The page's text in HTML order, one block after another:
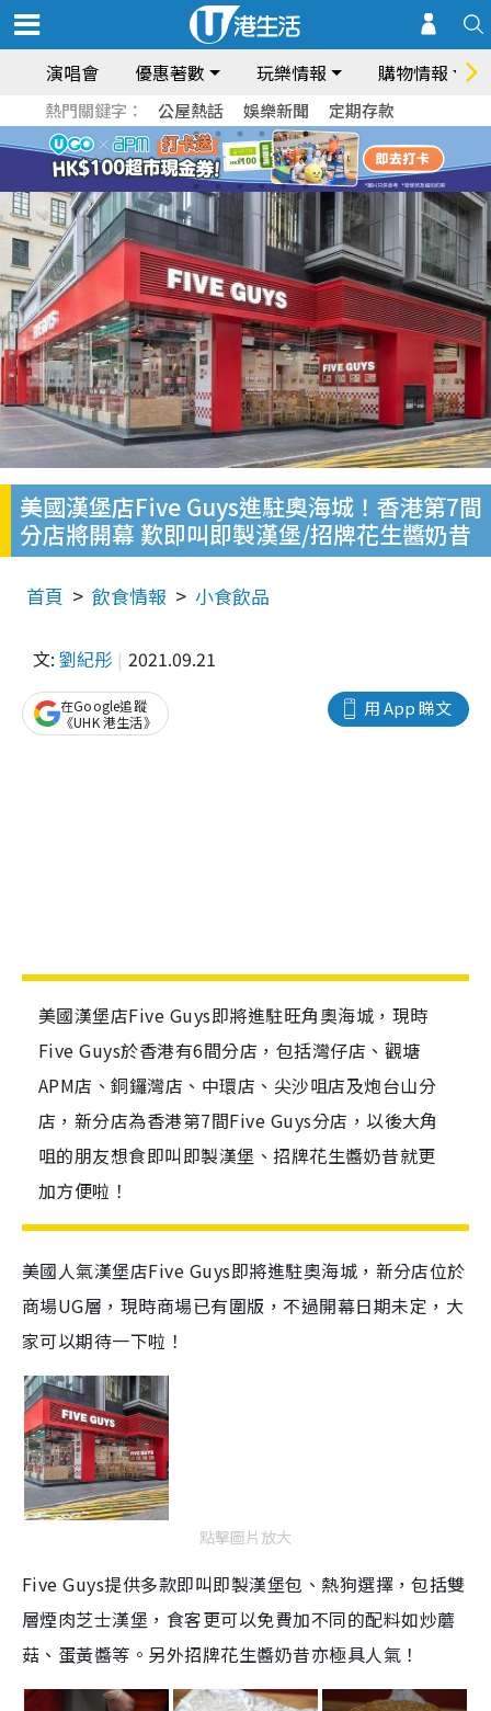
演唱會 優惠著數 玩樂情報 購物情報
熱門關鍵字： 公屋熱話 娛樂新聞 定期存款
美國漢堡店Five Guys進駐奧海城！香港第7間
分店將開幕 歎即叫即製漢堡/招牌花生醬奶昔
首頁 飲食情報 小食飲品
文: 劉紀彤 2021.09.21
用 App 睇文
在Google追蹤
《UHK 港生活》
美國漢堡店Five Guys即將進駐旺角奧海城，現時
Five Guys於香港有6間分店，包括灣仔店、觀塘
APM店、銅鑼灣店、中環店、尖沙咀店及炮台山分
店，新分店為香港第7間Five Guys分店，以後大角
咀的朋友想食即叫即製漢堡、招牌花生醬奶昔就更
加方便啦！
美國人氣漢堡店Five Guys即將進駐奧海城，新分店位於
商場UG層，現時商場已有圍版，不過開幕日期未定，大
家可以期待一下啦！
點擊圖片放大
Five Guys提供多款即叫即製漢堡包、熱狗選擇，包括雙
層煙肉芝士漢堡，食客更可以免費加不同的配料如炒蘑
菇、蛋黃醬等。另外招牌花生醬奶昔亦極具人氣！